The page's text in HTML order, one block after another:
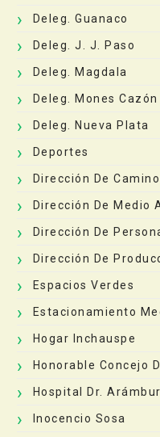
Deleg. Guanaco
Deleg. J. J. Paso
Deleg. Magdala
Deleg. Mones Cazón
Deleg. Nueva Plata
Deportes
Dirección De
Dirección De Medio
Dirección De
Dirección De
Espacios Verdes
Estacionamiento
Hogar Inchauspe
Honorable Concejo
Hospital Dr.
Inocencio Sosa